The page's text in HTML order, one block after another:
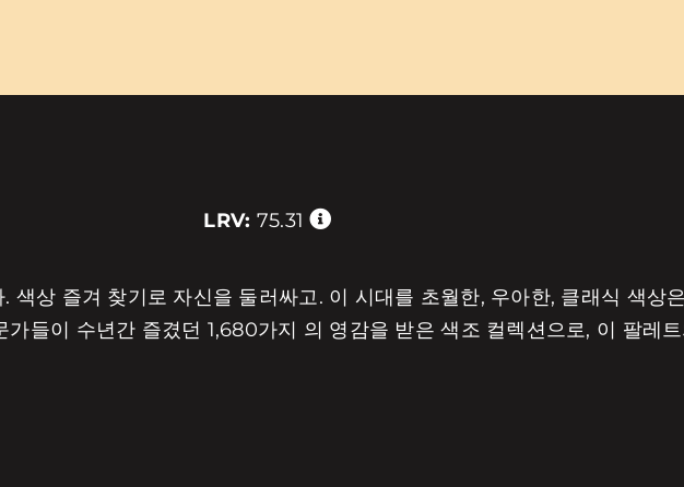
LRV: 75.31
색상 즐겨 찾기로 자신을 둘러싸고. 이 시대를 초월한, 우아한, 클래식 색상
들이 수년간 즐겼던 1,680가지 의 영감을 받은 색조 컬렉션으로, 이 팔레